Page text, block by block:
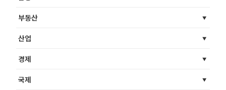
부동산
산업
경제
국제